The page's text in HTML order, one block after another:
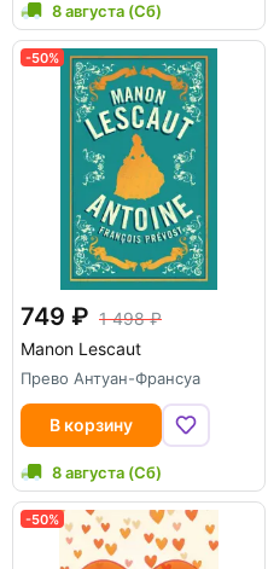
8 августа (Сб)
-50%
749
1 498
Manon Lescaut
Прево Антуан-Франсуа
В корзину
8 августа (Сб)
-50%